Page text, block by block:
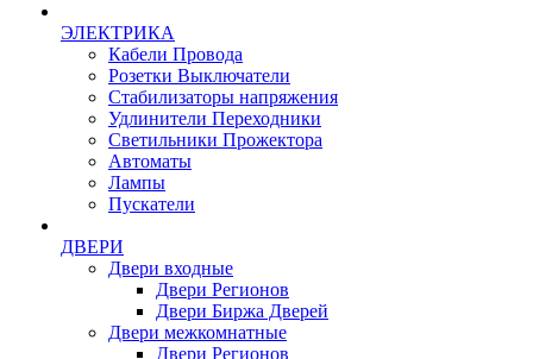
ЭЛЕКТРИКА
Кабели Провода
Розетки Выключатели
Стабилизаторы напряжения
Удлинители Переходники
Светильники Прожектора
Автоматы
Лампы
Пускатели
ДВЕРИ
Двери входные
Двери Регионов
Двери Биржа Дверей
Двери межкомнатные
Двери Регионов